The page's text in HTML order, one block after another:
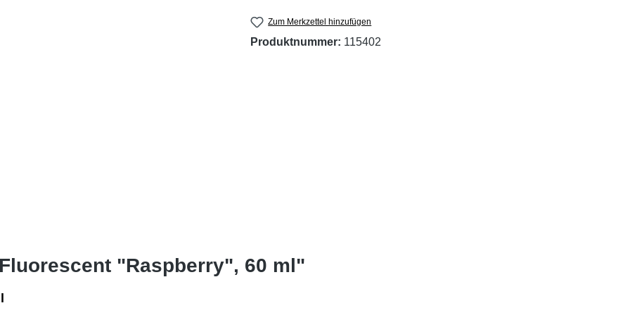
Zum Merkzettel hinzufügen
Produktnummer: 115402
"Raspberry", 60 ml"